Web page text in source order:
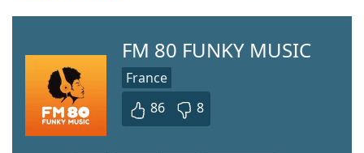
FM 80 FUNKY MUSIC
France
86
8